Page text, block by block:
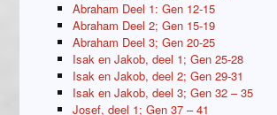
Abraham Deel 1: Gen 12-15
Abraham Deel 2; Gen 15-19
Abraham Deel 3; Gen 20-25
Isak en Jakob, deel 1; Gen 25-28
Isak en Jakob, deel 2; Gen 29-31
Isak en Jakob, deel 3; Gen 32 – 35
Josef, deel 1; Gen 37 – 41